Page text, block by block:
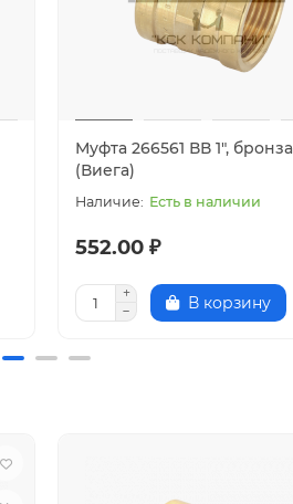
Муфта 266561 ВВ 1", бронза
(Виега)
Есть в наличии
552.00 ₽
В корзину